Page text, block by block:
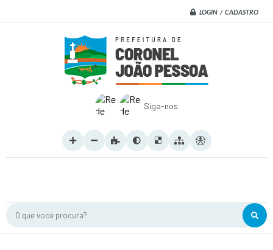
LOGIN / CADASTRO
O que voce procura?
Siga-nos